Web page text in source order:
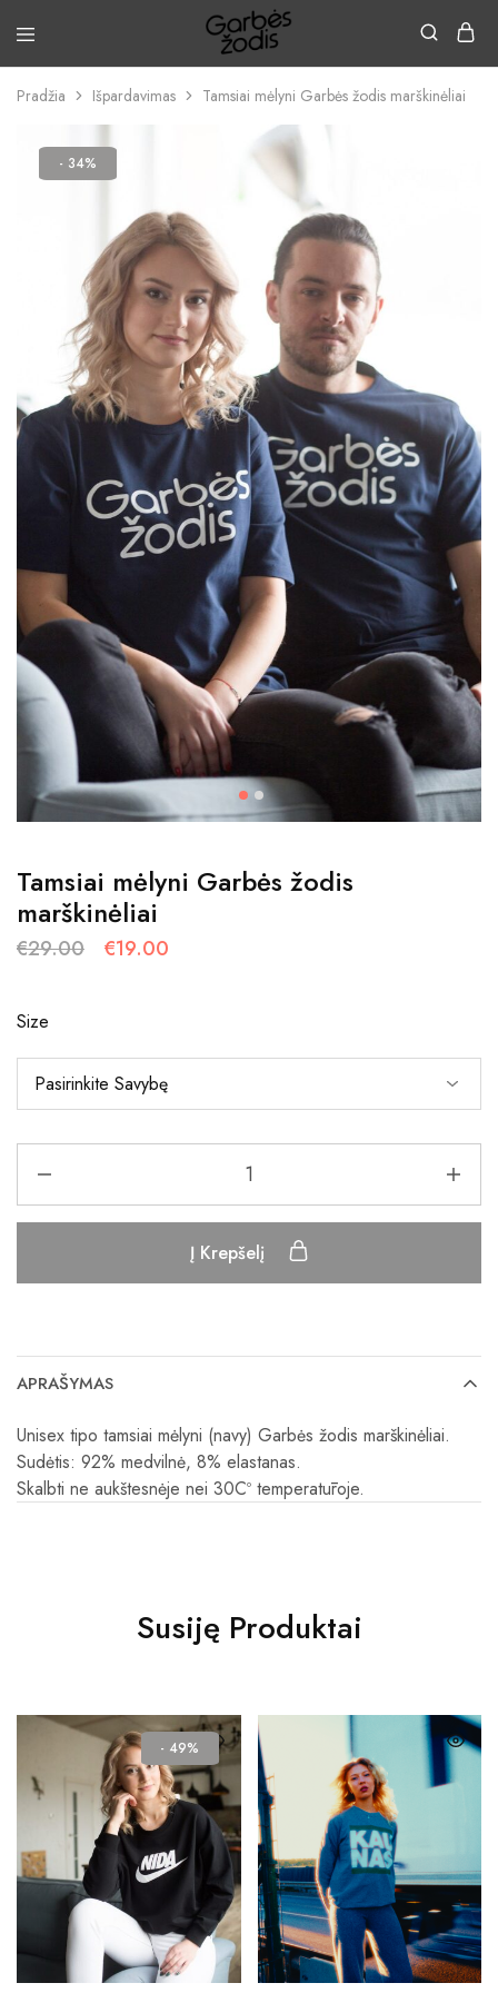
Pradžia Išpardavimas Tamsiai mėlyni Garbės žodis marškinėliai
- 34%
Tamsiai mėlyni Garbės žodis
marškinėliai
€29.00 €19.00
Size
Į Krepšelį
APRAŠYMAS
Unisex tipo tamsiai mėlyni (navy) Garbės žodis marškinėliai.
Sudėtis: 92% medvilnė, 8% elastanas.
Skalbti ne aukštesnėje nei 30Cº temperatūroje.
Susiję Produktai
- 49%